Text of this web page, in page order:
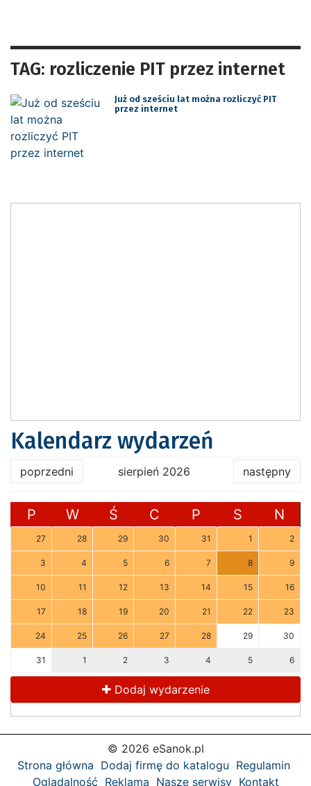
TAG: rozliczenie PIT przez internet
Już od sześciu lat można rozliczyć PIT
przez internet
Kalendarz wydarzeń
poprzedni sierpień 2026 następny
P W Ś C P S N
27 28 29 30 31 1 2
3 4 5 6 7 8 9
10 11 12 13 14 15 16
17 18 19 20 21 22 23
24 25 26 27 28 29 30
31 1 2 3 4 5 6
Dodaj wydarzenie
© 2026 eSanok.pl
Strona główna Dodaj firmę do katalogu Regulamin
Oglądalność Reklama Nasze serwisy Kontakt